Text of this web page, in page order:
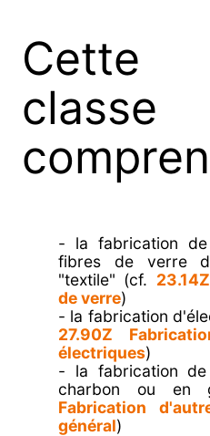
Cette
- la fabrication
fibres de verre
"textile" (cf.
de verre)
- la fabrication
27.90Z
électriques)
- la fabrication de
charbon ou en
Fabrication
général)